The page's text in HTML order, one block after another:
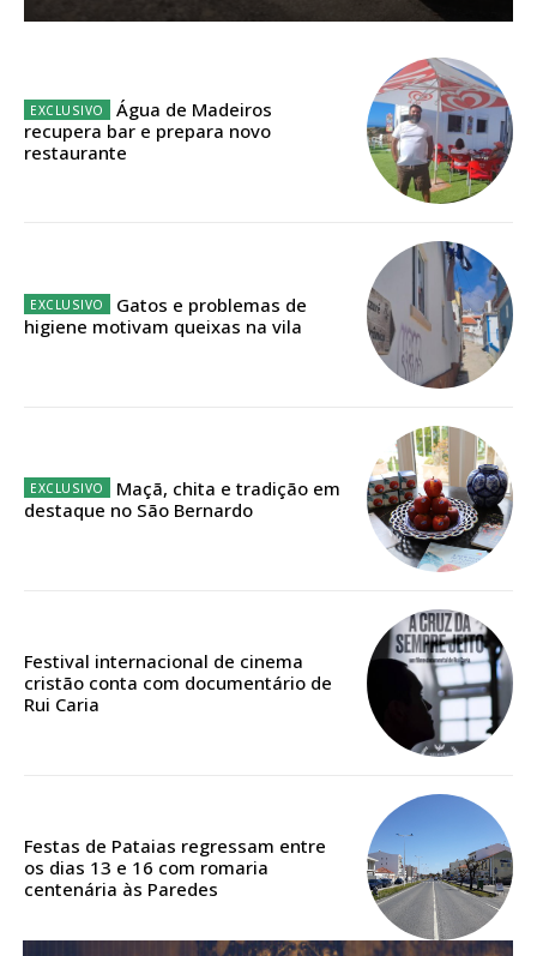
Escolha o plano de assinatura desejado:
32€
Edição em papel entregue à Quinta-feira em sua
casa
Acesso ao conteúdo online
Acesso aos conteúdos Exclusivos para
Escolha o plano
DIGITAL ANUAL
16
12 meses
Água de Madeiros
recupera bar e prepara novo
restaurante
Gatos e problemas de
higiene motivam queixas na vila
Maçã, chita e tradição em
destaque no São Bernardo
Festival internacional de cinema
cristão conta com documentário de
Rui Caria
Festas de Pataias regressam entre
os dias 13 e 16 com romaria
centenária às Paredes